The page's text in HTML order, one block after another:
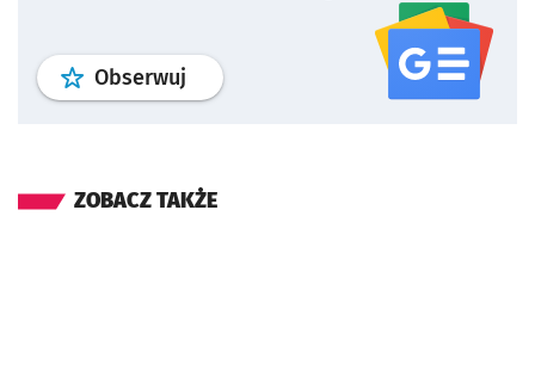
Obserwuj profil serwisu
ZOBACZ TAKŻE